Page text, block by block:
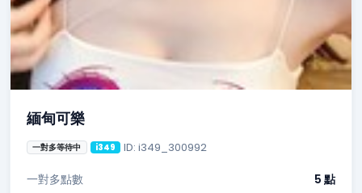
緬甸可樂
一對多等待中 i349 ID: i349_300992
一對多點數
5 點